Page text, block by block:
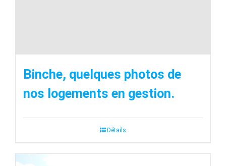
Binche, quelques photos de
nos logements en gestion.
Détails